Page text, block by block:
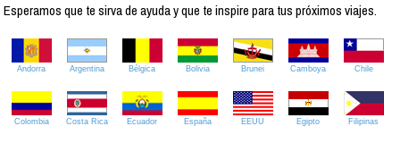
Esperamos que te sirva de ayuda y que te inspire para tus próximos viajes.
Andorra Argentina Bélgica Bolivia Brunei Camboya Chile
Colombia Costa Rica Ecuador España EEUU Egipto Filipinas